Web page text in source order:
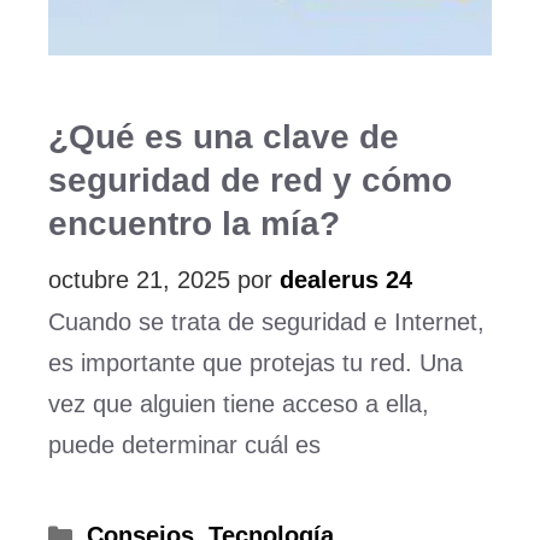
¿Qué es una clave de
seguridad de red y cómo
encuentro la mía?
octubre 21, 2025 por dealerus 24
Cuando se trata de seguridad e Internet,
es importante que protejas tu red. Una
vez que alguien tiene acceso a ella,
puede determinar cuál es
Categorías